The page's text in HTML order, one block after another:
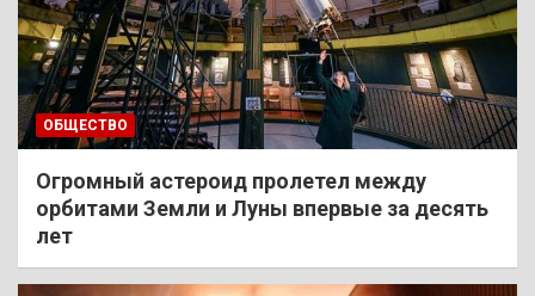
ОБЩЕСТВО
Огромный астероид пролетел между
орбитами Земли и Луны впервые за десять
лет